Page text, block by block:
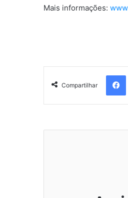
Mais informações:
Compartilhar